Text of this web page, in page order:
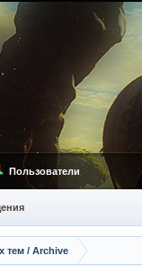
тем / Archive
Пользователи